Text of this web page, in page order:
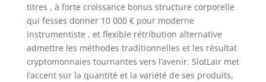
titres , à forte croissance bonus structure corporelle
qui fesses donner 10 000 € pour moderne
instrumentiste , et flexible rétribution alternative
admettre les méthodes traditionnelles et les résultat
cryptomonnaies tournantes vers l’avenir. SlotLair met
l’accent sur la quantité et la variété de ses produits,